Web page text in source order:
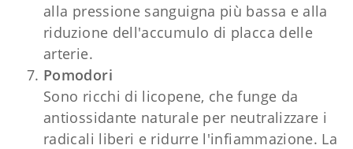
alla pressione sanguigna più bassa e alla
riduzione dell'accumulo di placca delle
arterie.
Pomodori
Sono ricchi di licopene, che funge da
antiossidante naturale per neutralizzare i
radicali liberi e ridurre l'infiammazione. La